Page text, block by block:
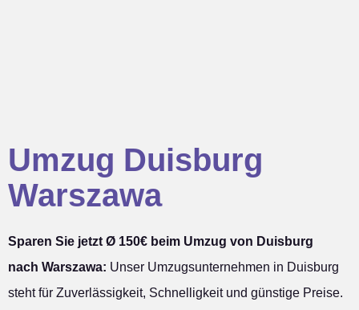
Umzug Duisburg
Warszawa
Sparen Sie jetzt Ø 150€ beim Umzug von Duisburg
nach Warszawa: Unser Umzugsunternehmen in Duisburg
steht für Zuverlässigkeit, Schnelligkeit und günstige Preise.